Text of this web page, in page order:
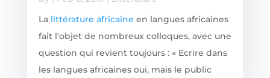
La littérature africaine en langues africaines
fait l'objet de nombreux colloques, avec une
question qui revient toujours : « Ecrire dans
les langues africaines oui, mais le public